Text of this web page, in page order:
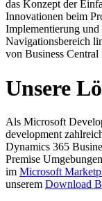
das Konzept der
Innovationen beim
Implementierung
Navigationsbereich
von Business
Unsere
Als Microsoft
development
Dynamics 365
Premise
im Microsoft
unserem Download